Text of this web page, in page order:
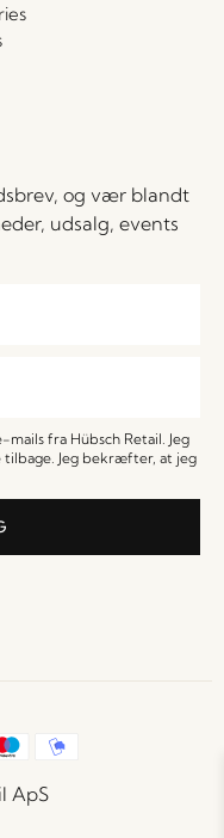
og vær blandt
udsalg, events
fra Hübsch Retail. Jeg
Jeg bekræfter, at jeg
ApS